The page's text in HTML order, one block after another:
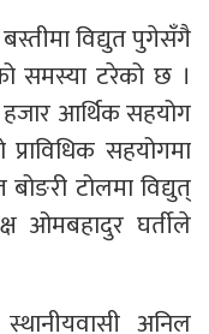
विद्युत पुगेसँगै
समस्या टरेको छ ।
आर्थिक सहयोग
सहयोगमा
टोलमा विद्युत्
ओमबहादुर घर्तीले
अनिल